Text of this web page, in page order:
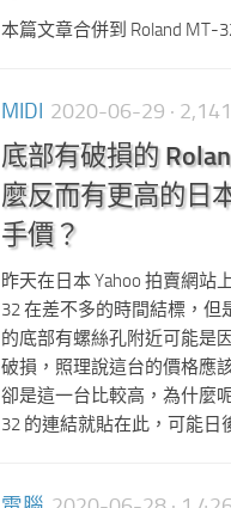
本篇文章合併到 Roland MT-
MIDI 2020-06-29 ·
底部有破損的
麼反而有更高的日
手價？
昨天在日本 Yahoo 拍賣網站
32 在差不多的時間結標，但
的底部有螺絲孔附近可能是
破損，照理說這台的價格應
卻是這一台比較高，為什麼
32 的連結就貼在此，可能日後